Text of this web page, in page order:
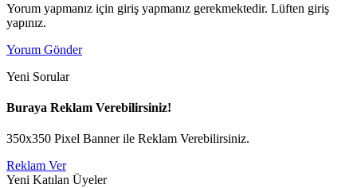
Yorum yapmanız için giriş yapmanız gerekmektedir. Lüften giriş
yapınız.
Yorum Gönder
Yeni Sorular
Buraya Reklam Verebilirsiniz!
350x350 Pixel Banner ile Reklam Verebilirsiniz.
Reklam Ver
Yeni Katılan Üyeler